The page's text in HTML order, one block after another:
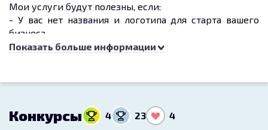
Мои услуги будут полезны, если:
- У вас нет названия и логотипа для старта вашего
бизнеса
- У вас уже есть название, но нет логотипа и
стиль, но вы хотели бы сделать упаковку для своей
Показать больше информации
Конкурсы 4 23 4